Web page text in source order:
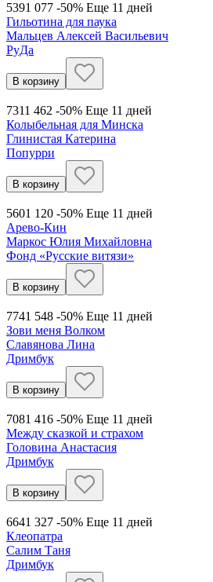
5391 077 -50% Еще 11 дней
Гильотина для паука
Мальцев Алексей Васильевич
РуДа
В корзину
7311 462 -50% Еще 11 дней
Колыбельная для Минска
Глинистая Катерина
Попурри
В корзину
5601 120 -50% Еще 11 дней
Арево-Кин
Маркос Юлия Михайловна
Фонд «Русские витязи»
В корзину
7741 548 -50% Еще 11 дней
Зови меня Волком
Славянова Лина
Дримбук
В корзину
7081 416 -50% Еще 11 дней
Между сказкой и страхом
Головина Анастасия
Дримбук
В корзину
6641 327 -50% Еще 11 дней
Клеопатра
Салим Таня
Дримбук